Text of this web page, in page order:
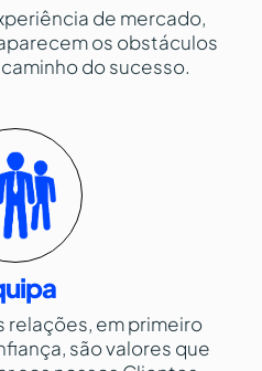
de mercado,
os obstáculos
do sucesso.
relações, em primeiro
são valores que